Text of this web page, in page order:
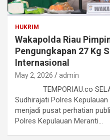
HUKRIM
Wakapolda Riau
Pengungkapan 27 Kg
Internasional
May 2, 2026 admin
TEMPORIAU.co
Sudhirajati Polres
menjadi pusat perhatian
Polres Kepulauan Meranti…